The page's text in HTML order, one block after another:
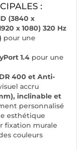
:
(3840 x
x 1080) 320 Hz
pour une
1.4 pour une
400 et Anti-
accru
inclinable et
personnalisé
esthétique
fixation murale
couleurs